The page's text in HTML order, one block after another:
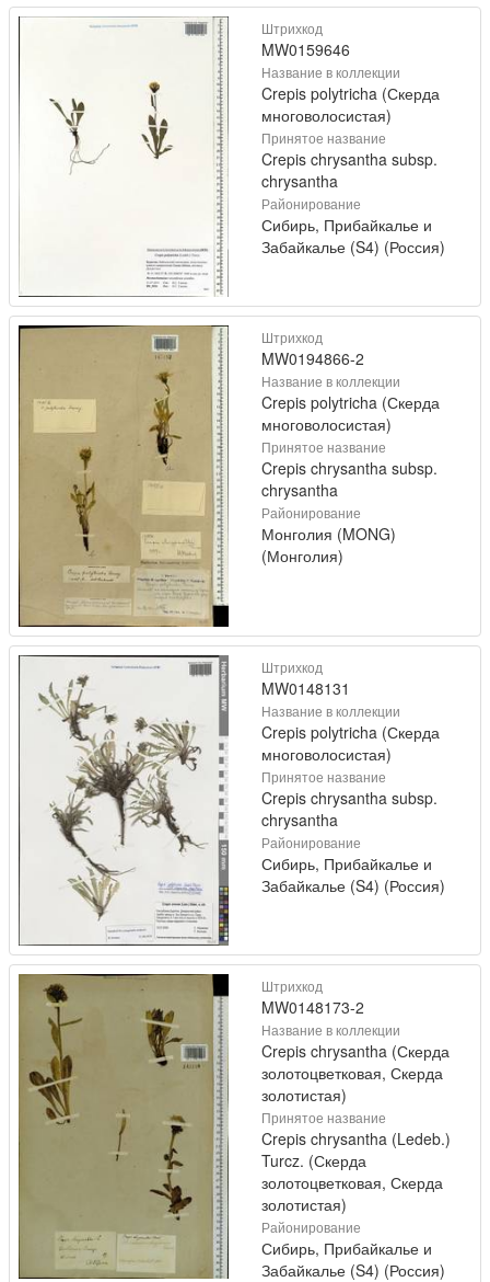
Штрихкод
MW0159646
Название в коллекции
Crepis polytricha (Скерда
многоволосистая)
Принятое название
Crepis chrysantha subsp.
chrysantha
Районирование
Сибирь, Прибайкалье и
Забайкалье (S4) (Россия)
Штрихкод
MW0194866-2
Название в коллекции
Crepis polytricha (Скерда
многоволосистая)
Принятое название
Crepis chrysantha subsp.
chrysantha
Районирование
Монголия (MONG)
(Монголия)
Штрихкод
MW0148131
Название в коллекции
Crepis polytricha (Скерда
многоволосистая)
Принятое название
Crepis chrysantha subsp.
chrysantha
Районирование
Сибирь, Прибайкалье и
Забайкалье (S4) (Россия)
Штрихкод
MW0148173-2
Название в коллекции
Crepis chrysantha (Скерда
золотоцветковая, Скерда
золотистая)
Принятое название
Crepis chrysantha (Ledeb.)
Turcz. (Скерда
золотоцветковая, Скерда
золотистая)
Районирование
Сибирь, Прибайкалье и
Забайкалье (S4) (Россия)